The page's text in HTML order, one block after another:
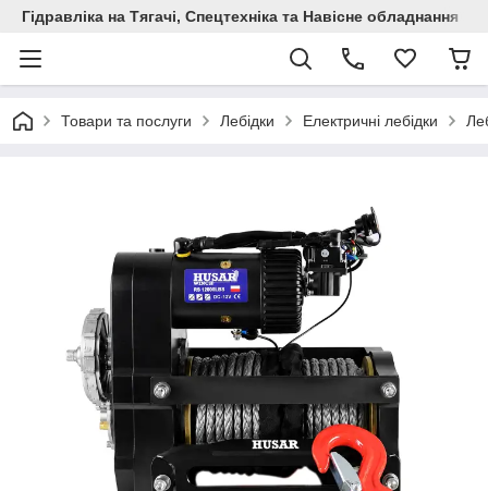
Гідравліка на Тягачі, Спецтехніка та Навісне обладнання
Товари та послуги Лебідки Електричні лебідки